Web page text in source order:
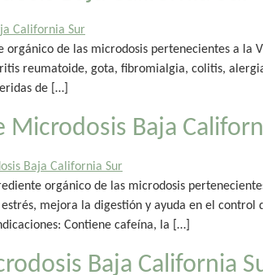
orgánico de las microdosis pertenecientes a la
reumatoide, gota, fibromialgia, colitis,
de […]
Microdosis Baja
orgánico de las microdosis
mejora la digestión y ayuda en el control
Contiene cafeína, la […]
Baja California